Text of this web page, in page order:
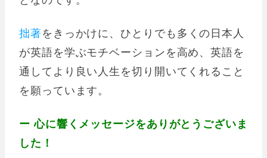
拙著をきっかけに、ひとりでも多くの日本人
が英語を学ぶモチベーションを高め、英語を
通してより良い人生を切り開いてくれること
を願っています。
ー 心に響くメッセージをありがとうございま
した！